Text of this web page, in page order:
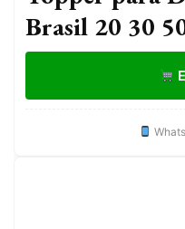
Brasil 20 30
Futebol Copa